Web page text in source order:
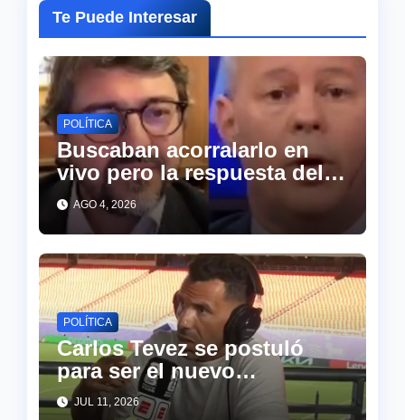
Te Puede Interesar
POLÍTICA
Buscaban acorralarlo en
vivo pero la respuesta del
abogado de Cristina
descolocó a todo el piso de
TN
AGO 4, 2026
POLÍTICA
Carlos Tevez se postuló
para ser el nuevo
presidente de argerntina y
JUL 11, 2026